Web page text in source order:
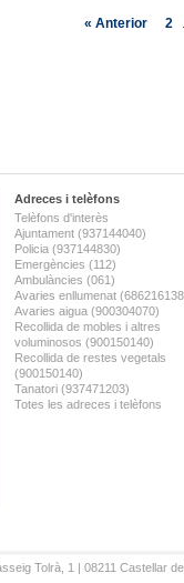
« Anterior 2
Adreces i telèfons
Telèfons d'interès
Ajuntament (937144040)
Policia (937144830)
Emergències (112)
Ambulàncies (061)
Avaries enllumenat
Avaries aigua (900304070)
Recollida de mobles i altres
voluminosos (900150140)
Recollida de restes vegetals
(900150140)
Tanatori (937471203)
Totes les adreces i telèfons
Tolrà, 1 | 08211 Castellar